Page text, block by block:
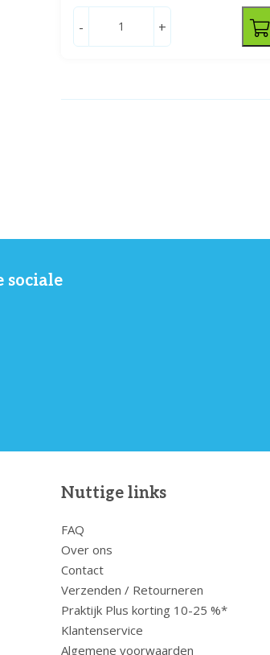
- +
sociale
Nuttige links
FAQ
Over ons
Contact
Verzenden / Retourneren
Praktijk Plus korting 10-25 %*
Klantenservice
Algemene voorwaarden